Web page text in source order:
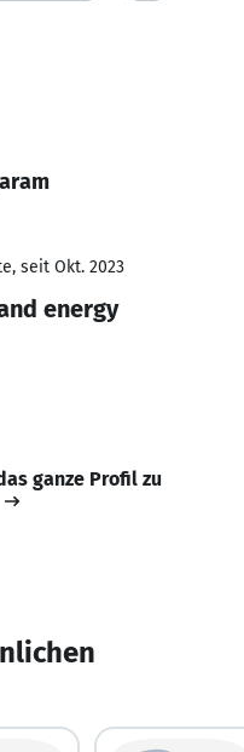
seit Okt. 2023
energy
ganze Profil zu